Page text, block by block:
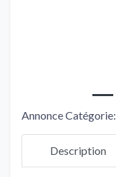
Annonce Catégorie:
Description